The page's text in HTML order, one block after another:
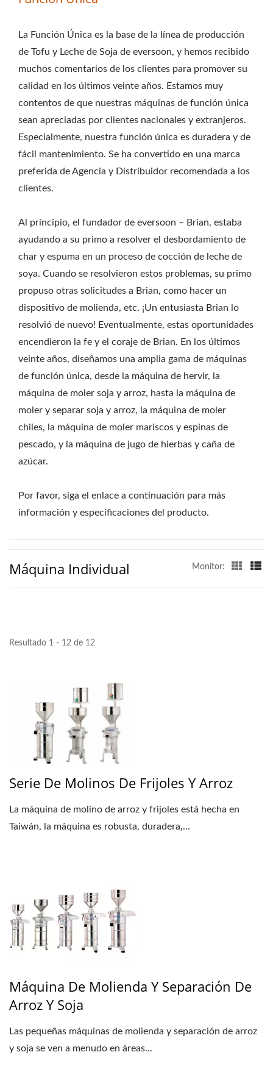
La Función Única es la base de la línea de producción
de Tofu y Leche de Soja de eversoon, y hemos recibido
muchos comentarios de los clientes para promover su
calidad en los últimos veinte años. Estamos muy
contentos de que nuestras máquinas de función única
sean apreciadas por clientes nacionales y extranjeros.
Especialmente, nuestra función única es duradera y de
fácil mantenimiento. Se ha convertido en una marca
preferida de Agencia y Distribuidor recomendada a los
clientes.
Al principio, el fundador de eversoon – Brian, estaba
ayudando a su primo a resolver el desbordamiento de
char y espuma en un proceso de cocción de leche de
soya. Cuando se resolvieron estos problemas, su primo
propuso otras solicitudes a Brian, como hacer un
dispositivo de molienda, etc. ¡Un entusiasta Brian lo
resolvió de nuevo! Eventualmente, estas oportunidades
encendieron la fe y el coraje de Brian. En los últimos
veinte años, diseñamos una amplia gama de máquinas
de función única, desde la máquina de hervir, la
máquina de moler soja y arroz, hasta la máquina de
moler y separar soja y arroz, la máquina de moler
chiles, la máquina de moler mariscos y espinas de
pescado, y la máquina de jugo de hierbas y caña de
azúcar.
Por favor, siga el enlace a continuación para más
información y especificaciones del producto.
Máquina Individual Monitor:
Resultado 1 - 12 de 12
Serie De Molinos De Frijoles Y Arroz
La máquina de molino de arroz y frijoles está hecha en
Taiwán, la máquina es robusta, duradera,...
Máquina De Molienda Y Separación De
Arroz Y Soja
Las pequeñas máquinas de molienda y separación de arroz
y soja se ven a menudo en áreas...